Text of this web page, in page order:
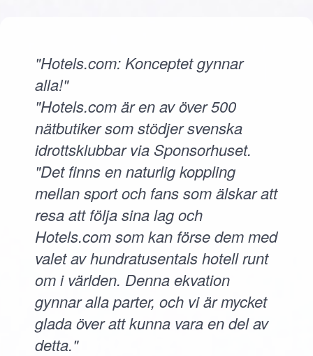
"Hotels.com: Konceptet gynnar
alla!"
"Hotels.com är en av över 500
nätbutiker som stödjer svenska
idrottsklubbar via Sponsorhuset.
"Det finns en naturlig koppling
mellan sport och fans som älskar att
resa att följa sina lag och
Hotels.com som kan förse dem med
valet av hundratusentals hotell runt
om i världen. Denna ekvation
gynnar alla parter, och vi är mycket
glada över att kunna vara en del av
detta."